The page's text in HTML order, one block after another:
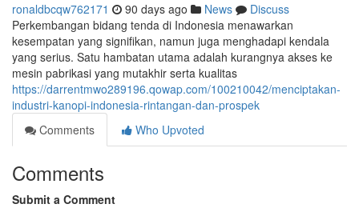
ronaldbcqw762171 90 days ago News
Discuss
Perkembangan bidang tenda di Indonesia menawarkan
kesempatan yang signifikan, namun juga menghadapi kendala
yang serius. Satu hambatan utama adalah kurangnya akses ke
mesin pabrikasi yang mutakhir serta kualitas
https://darrentmwo289196.qowap.com/100210042/menciptakan-
industri-kanopi-indonesia-rintangan-dan-prospek
Comments
Who Upvoted
Comments
Submit a Comment